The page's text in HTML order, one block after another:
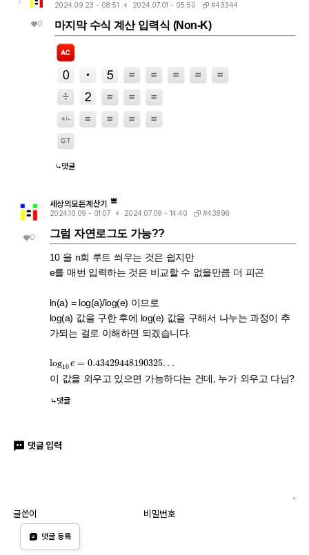
0
2024.09.23 - 08:51 2024.07.01 - 05:50 #43344
마지막 수식 계산 입력식 (Non-K)
댓글
0
세상의모든계산기
2024.10.09 - 01:07 2024.07.09 - 14:40 #43896
그럼 자연로그도 가능??
10 을 n회 루트 씌우는 것은 쉽지만
e를 매번 입력하는 것은 비교할 수 없을만큼 더 피곤
ln(a) = log(a)/log(e) 이므로
log(a) 값을 구한 후에 log(e) 값을 구해서 나누는 과정이 추
가되는 걸로 이해하면 되겠습니다.
log 10 =0.43429448190325
이 값을 외우고 있으면 가능하다는 건데, 누가 외우고 다님?
댓글
댓글 입력
글쓴이 비밀번호
댓글 등록